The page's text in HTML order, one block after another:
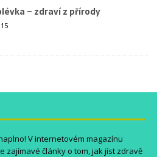
– zdraví z přírody
V internetovém magazínu
zajímavé články o tom, jak jíst zdravě